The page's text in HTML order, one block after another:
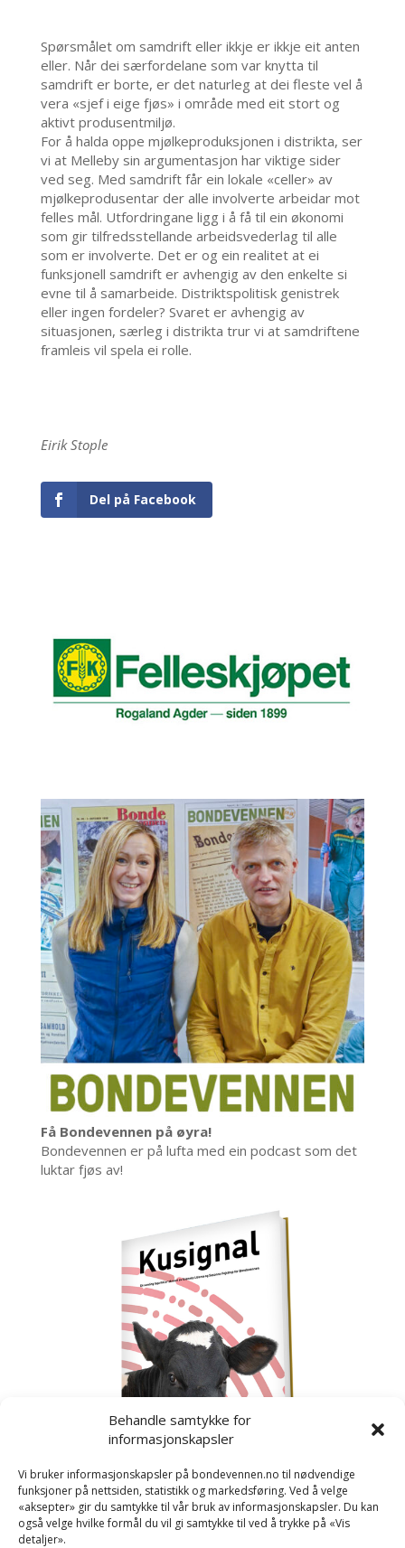
Behandle samtykke for
informasjonskapsler
Vi bruker informasjonskapsler på bondevennen.no til nødvendige
funksjoner på nettsiden, statistikk og markedsføring. Ved å velge
«aksepter» gir du samtykke til vår bruk av informasjonskapsler. Du kan
også velge hvilke formål du vil gi samtykke til ved å trykke på «Vis
detaljer».
Spørsmålet om samdrift eller ikkje er ikkje eit anten
eller. Når dei særfordelane som var knytta til
samdrift er borte, er det naturleg at dei fleste vel å
vera «sjef i eige fjøs» i område med eit stort og
aktivt produsentmiljø.
For å halda oppe mjølkeproduksjonen i distrikta, ser
vi at Melleby sin argumentasjon har viktige sider
ved seg. Med samdrift får ein lokale «celler» av
mjølkeprodusentar der alle involverte arbeidar mot
felles mål. Utfordringane ligg i å få til ein økonomi
som gir tilfredsstellande arbeidsvederlag til alle
som er involverte. Det er og ein realitet at ei
funksjonell samdrift er avhengig av den enkelte si
evne til å samarbeide. Distriktspolitisk genistrek
eller ingen fordeler? Svaret er avhengig av
situasjonen, særleg i distrikta trur vi at samdriftene
framleis vil spela ei rolle.
Eirik Stople
Del på Facebook
Få Bondevennen på øyra!
Bondevennen er på lufta med ein podcast som det
luktar fjøs av!